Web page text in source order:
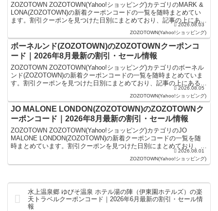
ZOZOTOWN ZOZOTOWN(Yahoo!ショッピング)カテゴリのMARK &
LONA(ZOZOTOWN)の新着クーポンコードの一覧を随時まとめてい
ます。割引クーポンを見つけた日別にまとめており、記事の上にある
2026.08.03
ZOZOTOWN(Yahoo!ショッピング)
ボーネルンド(ZOZOTOWN)のZOZOTOWNクーポンコ
ード｜2026年8月最新の割引・セール情報
ZOZOTOWN ZOZOTOWN(Yahoo!ショッピング)カテゴリのボーネル
ンド(ZOZOTOWN)の新着クーポンコードの一覧を随時まとめていま
す。割引クーポンを見つけた日別にまとめており、記事の上にあるも
2026.08.05
ZOZOTOWN(Yahoo!ショッピング)
JO MALONE LONDON(ZOZOTOWN)のZOZOTOWNク
ーポンコード｜2026年8月最新の割引・セール情報
ZOZOTOWN ZOZOTOWN(Yahoo!ショッピング)カテゴリのJO
MALONE LONDON(ZOZOTOWN)の新着クーポンコードの一覧を随
時まとめています。割引クーポンを見つけた日別にまとめており、記
2026.08.01
ZOZOTOWN(Yahoo!ショッピング)
水上温泉郷 ゆびそ温泉 ホテル湯の陣（伊東園ホテルズ）の楽
天トラベルクーポンコード｜2026年6月最新の割引・セール情
報